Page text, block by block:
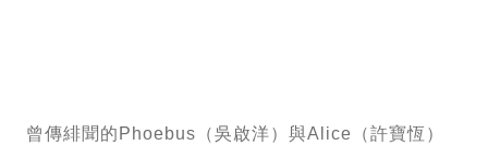
曾傳緋聞的Phoebus（吳啟洋）與Alice（許寶恆）